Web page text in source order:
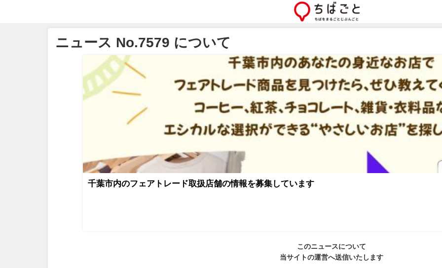
ニュース No.7579 について
千葉市内のフェアトレード取扱店舗の情報を募集しています
このニュースについて
当サイトの運営へ送信いたします